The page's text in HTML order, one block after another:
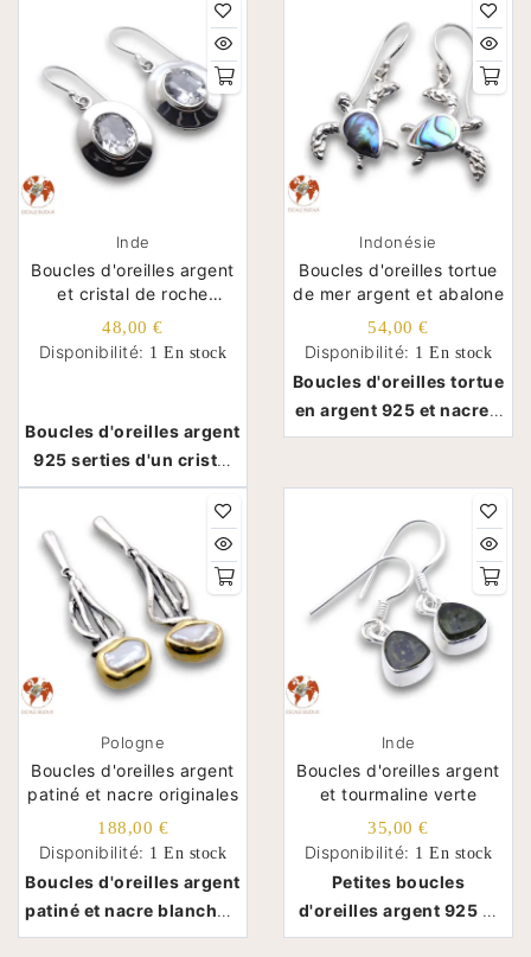
Inde
Boucles d'oreilles argent
et cristal de roche
facetté
48,00 €
Disponibilité: 1 En stock
Boucles d'oreilles argent
925 serties d'un cristal
de roche - Inde
Indonésie
Boucles d'oreilles tortue
de mer argent et abalone
54,00 €
Disponibilité: 1 En stock
Boucles d'oreilles tortue
en argent 925 et nacre -
Indonésie
Pologne
Boucles d'oreilles argent
patiné et nacre originales
188,00 €
Disponibilité: 1 En stock
Boucles d'oreilles argent
patiné et nacre blanche -
Pologne
Inde
Boucles d'oreilles argent
et tourmaline verte
35,00 €
Disponibilité: 1 En stock
Petites boucles
d'oreilles argent 925 et
tourmaline verte - Inde